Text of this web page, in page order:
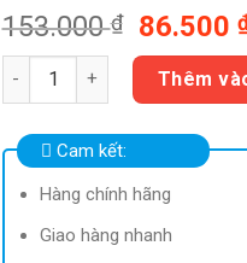
153.000₫ 86.500
Goldbee Giá áp dụng cho
Thêm
Cam kết:
Hàng chính hãng
Giao hàng nhanh